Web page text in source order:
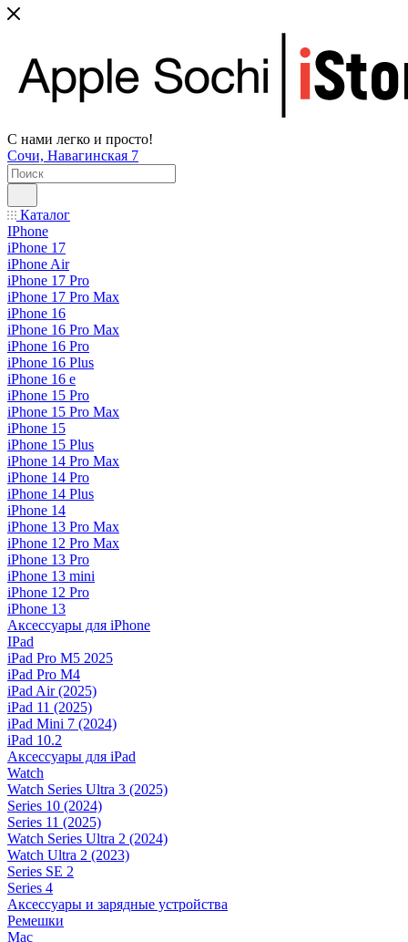
С нами легко и просто!
Сочи, Навагинская 7
Каталог
IPhone
iPhone 17
iPhone Air
iPhone 17 Pro
iPhone 17 Pro Max
iPhone 16
iPhone 16 Pro Max
iPhone 16 Pro
iPhone 16 Plus
iPhone 16 e
iPhone 15 Pro
iPhone 15 Pro Max
iPhone 15
iPhone 15 Plus
iPhone 14 Pro Max
iPhone 14 Pro
iPhone 14 Plus
iPhone 14
iPhone 13 Pro Max
iPhone 12 Pro Max
iPhone 13 Pro
iPhone 13 mini
iPhone 12 Pro
iPhone 13
Аксессуары для iPhone
IPad
iPad Pro M5 2025
iPad Pro M4
iPad Air (2025)
iPad 11 (2025)
iPad Mini 7 (2024)
iPad 10.2
Аксессуары для iPad
Watch
Watch Series Ultra 3 (2025)
Series 10 (2024)
Series 11 (2025)
Watch Series Ultra 2 (2024)
Watch Ultra 2 (2023)
Series SE 2
Series 4
Аксессуары и зарядные устройства
Ремешки
Mac